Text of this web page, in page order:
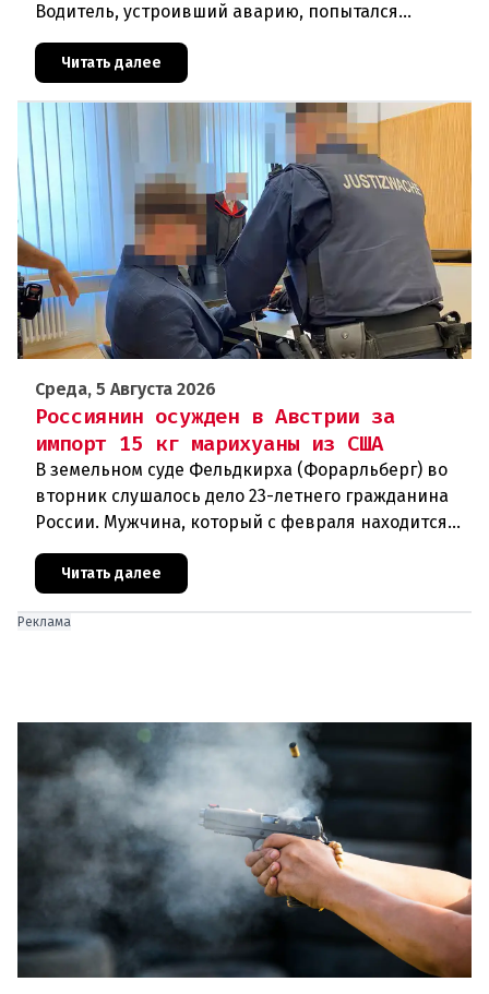
Водитель, устроивший аварию, попытался
скрыться от полиции, спровоцировав несколько
новых столкновений.Что слу
Читать далее
Среда, 5 Августа 2026
Россиянин осужден в Австрии за
импорт 15 кг марихуаны из США
В земельном суде Фельдкирха (Форарльберг) во
вторник слушалось дело 23-летнего гражданина
России. Мужчина, который с февраля находится
под стражей, обвинялся в том, что на протяжении
полугода организо
Читать далее
Реклама